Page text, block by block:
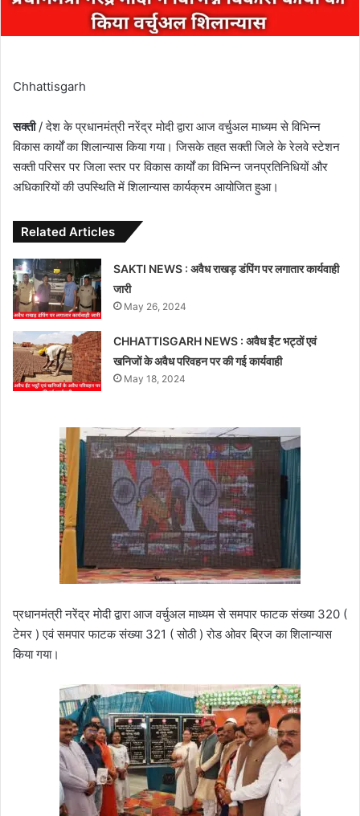
Chhattisgarh
सक्ती/ देश के प्रधानमंत्री नरेंद्र मोदी द्वारा आज वर्चुअल माध्यम से विभिन्न
विकास कार्यों का शिलान्यास किया गया। जिसके तहत सक्ती जिले के रेलवे स्टेशन
सक्ती परिसर पर जिला स्तर पर विकास कार्यों का विभिन्न जनप्रतिनिधियों और
अधिकारियों की उपस्थिति में शिलान्यास कार्यक्रम आयोजित हुआ।
Related Articles
SAKTI NEWS : अवैध राखड़ डंपिंग पर लगातार कार्यवाही
जारी
May 26, 2024
CHHATTISGARH NEWS : अवैध ईंट भ‌ट्ठों एवं
खनिजों के अवैध परिवहन पर की गई कार्यवाही
May 18, 2024
प्रधानमंत्री नरेंद्र मोदी द्वारा आज वर्चुअल माध्यम से समपार फाटक संख्या 320 (
टेमर ) एवं समपार फाटक संख्या 321 ( सोठी ) रोड ओवर ब्रिज का शिलान्यास
किया गया।